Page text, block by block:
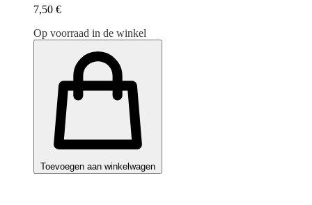
7,50 €
Op voorraad in de winkel
Toevoegen aan winkelwagen